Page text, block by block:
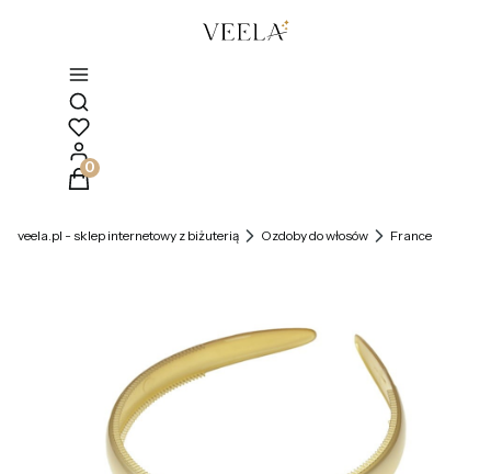
Otwórz wyszukiwarkę
Produkty w koszyku: 0. Zobacz szczegóły
veela.pl - sklep internetowy z biżuterią Ozdoby do włosów France